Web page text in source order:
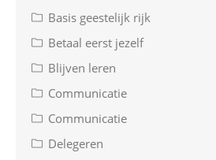
Basis geestelijk rijk
Betaal eerst jezelf
Blijven leren
Communicatie
Communicatie
Delegeren